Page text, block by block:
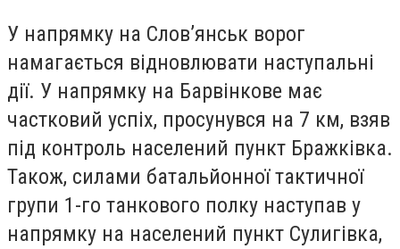
У напрямку на Слов’янськ ворог
намагається відновлювати наступальні
дії. У напрямку на Барвінкове має
частковий успіх, просунувся на 7 км, взяв
під контроль населений пункт Бражківка.
Також, силами батальйонної тактичної
групи 1-го танкового полку наступав у
напрямку на населений пункт Сулигівка,